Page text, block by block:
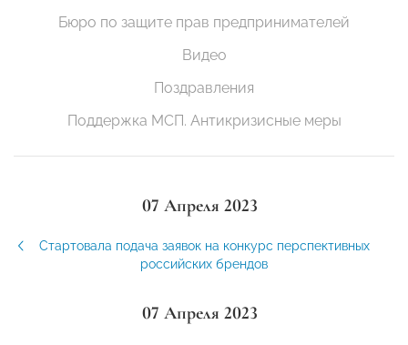
Бюро по защите прав предпринимателей
Видео
Поздравления
Поддержка МСП. Антикризисные меры
07 Апреля 2023
Стартовала подача заявок на конкурс перспективных
российских брендов
07 Апреля 2023